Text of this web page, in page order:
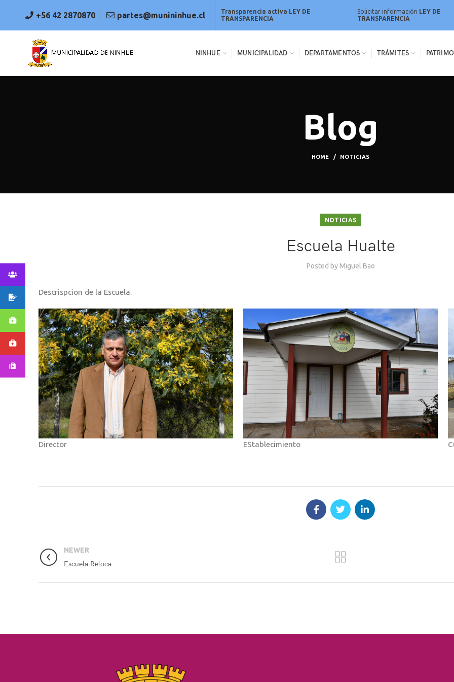
+56 42 2870870 partes@munininhue.cl
Transparencia activa LEY DE
TRANSPARENCIA
Solicitar información LEY DE
TRANSPARENCIA
NINHUE MUNICIPALIDAD DEPARTAMENTOS TRÁMITES
Blog
HOME NOTICIAS
NOTICIAS
Escuela Hualte
Posted byMiguel Bao
Descrispcion de la Escuela.
Director EStablecimiento
NEWER
Escuela Reloca